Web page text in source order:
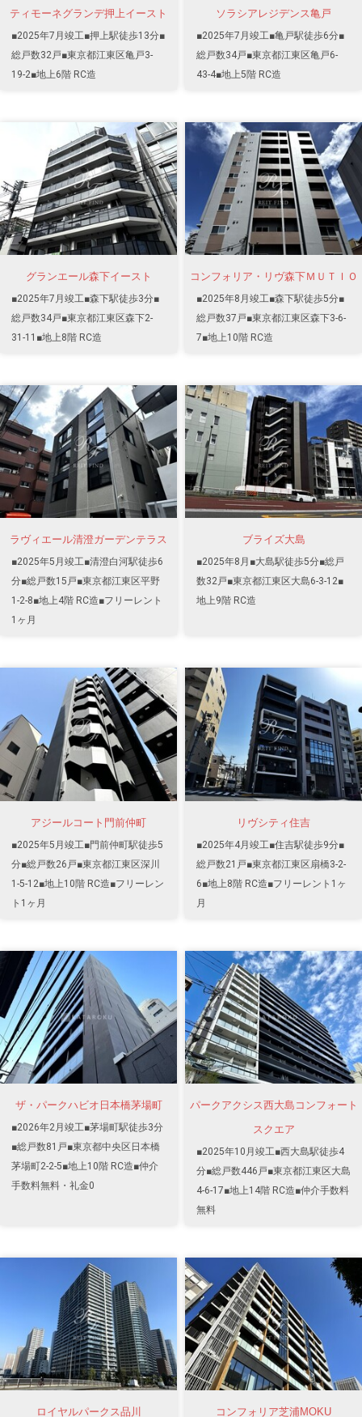
ティモーネグランデ押上イースト
■2025年7月竣工■押上駅徒歩13分■
総戸数32戸■東京都江東区亀戸3-
19-2■地上6階 RC造
ソラシアレジデンス亀戸
■2025年7月竣工■亀戸駅徒歩6分■
総戸数34戸■東京都江東区亀戸6-
43-4■地上5階 RC造
グランエール森下イースト
■2025年7月竣工■森下駅徒歩3分■
総戸数34戸■東京都江東区森下2-
31-11■地上8階 RC造
コンフォリア・リヴ森下ＭＵＴＩＯ
■2025年8月竣工■森下駅徒歩5分■
総戸数37戸■東京都江東区森下3-6-
7■地上10階 RC造
ラヴィエール清澄ガーデンテラス
■2025年5月竣工■清澄白河駅徒歩6
分■総戸数15戸■東京都江東区平野
1-2-8■地上4階 RC造■フリーレント
1ヶ月
ブライズ大島
■2025年8月■大島駅徒歩5分■総戸
数32戸■東京都江東区大島6-3-12■
地上9階 RC造
アジールコート門前仲町
■2025年5月竣工■門前仲町駅徒歩5
分■総戸数26戸■東京都江東区深川
1-5-12■地上10階 RC造■フリーレン
ト1ヶ月
リヴシティ住吉
■2025年4月竣工■住吉駅徒歩9分■
総戸数21戸■東京都江東区扇橋3-2-
6■地上8階 RC造■フリーレント1ヶ
月
ザ・パークハビオ日本橋茅場町
■2026年2月竣工■茅場町駅徒歩3分
■総戸数81戸■東京都中央区日本橋
茅場町2-2-5■地上10階 RC造■仲介
手数料無料・礼金0
パークアクシス西大島コンフォート
スクエア
■2025年10月竣工■西大島駅徒歩4
分■総戸数446戸■東京都江東区大島
4-6-17■地上14階 RC造■仲介手数料
無料
ロイヤルパークス品川 コンフォリア芝浦MOKU